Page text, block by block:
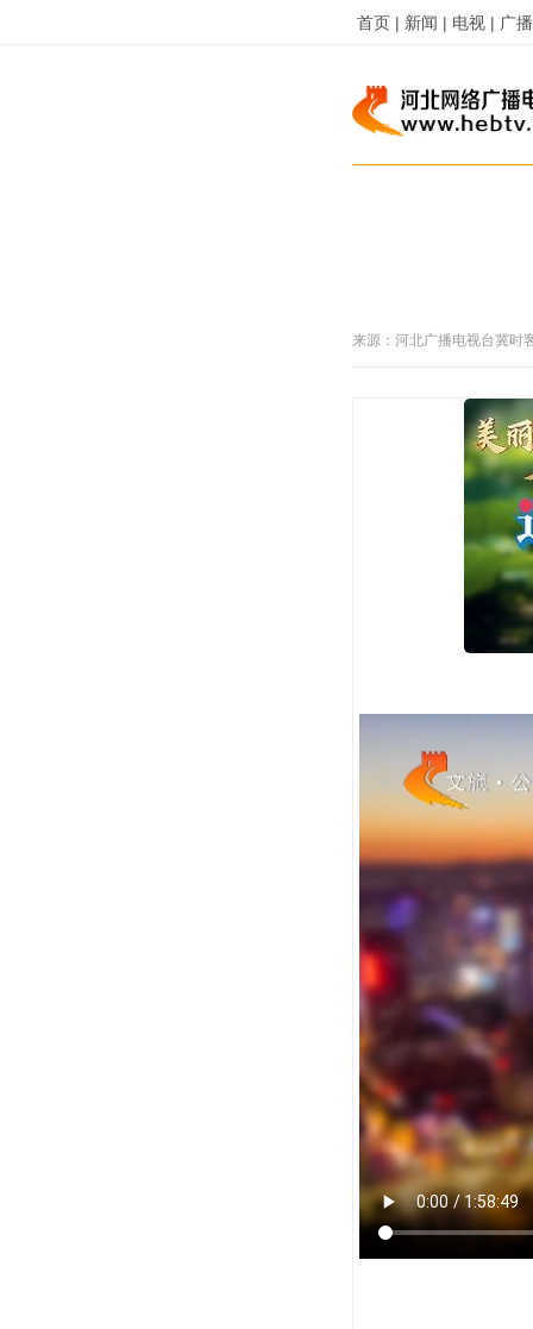
首页 | 新闻 | 电视 | 广
来源： 河北广播电视台冀时